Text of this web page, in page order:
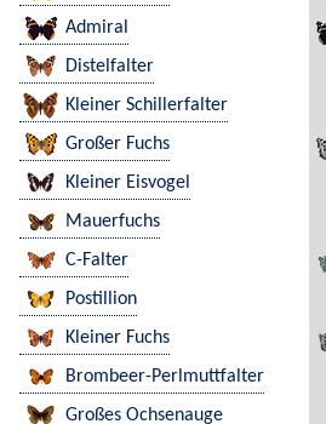
Admiral
Distelfalter
Kleiner Schillerfalter
Großer Fuchs
Kleiner Eisvogel
Mauerfuchs
C-Falter
Postillion
Kleiner Fuchs
Brombeer-Perlmuttfalter
Großes Ochsenauge